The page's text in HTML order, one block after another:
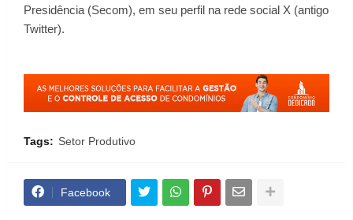
Presidência (Secom), em seu perfil na rede social X (antigo
Twitter).
Tags: Setor Produtivo
Facebook